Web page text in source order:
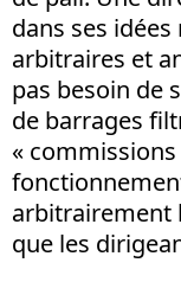
dans ses
arbitraires et
pas besoin de
de barrages
«
arbitrairement
que les